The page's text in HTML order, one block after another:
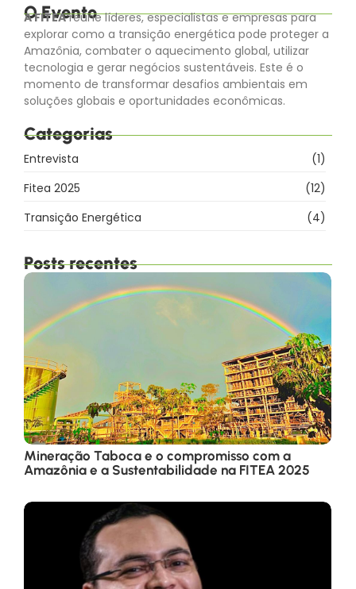
O Evento
A FITEAreúne líderes, especialistas e empresas para
explorar como a transição energética pode proteger a
Amazônia, combater o aquecimento global, utilizar
tecnologia e gerar negócios sustentáveis. Este é o
momento de transformar desafios ambientais em
soluções globais e oportunidades econômicas.
Categorias
Entrevista
(1)
Fitea 2025
(12)
Transição Energética
(4)
Posts recentes
Mineração Taboca e o compromisso com a
Amazônia e a Sustentabilidade na FITEA 2025